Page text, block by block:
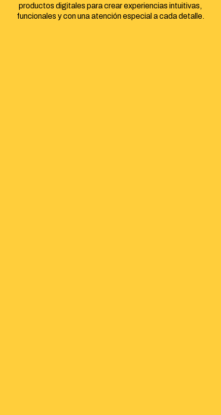
productos digitales para crear experiencias intuitivas,
funcionales y con una atención especial a cada detalle.